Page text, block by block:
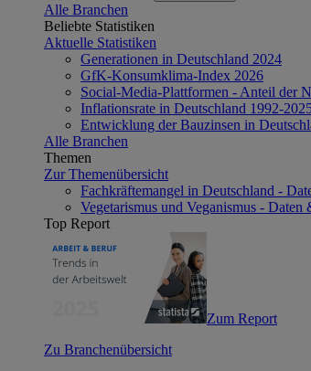
Alle Branchen
Beliebte Statistiken
Aktuelle Statistiken
Generationen in Deutschland 2024
GfK-Konsumklima-Index 2026
Social-Media-Plattformen - Anteil der
Inflationsrate in Deutschland 1992-
Entwicklung der Bauzinsen in
Alle Branchen
Themen
Zur Themenübersicht
Fachkräftemangel in Deutschland -
Vegetarismus und Veganismus - Daten
Top Report
Zum Report
Zu Branchenübersicht